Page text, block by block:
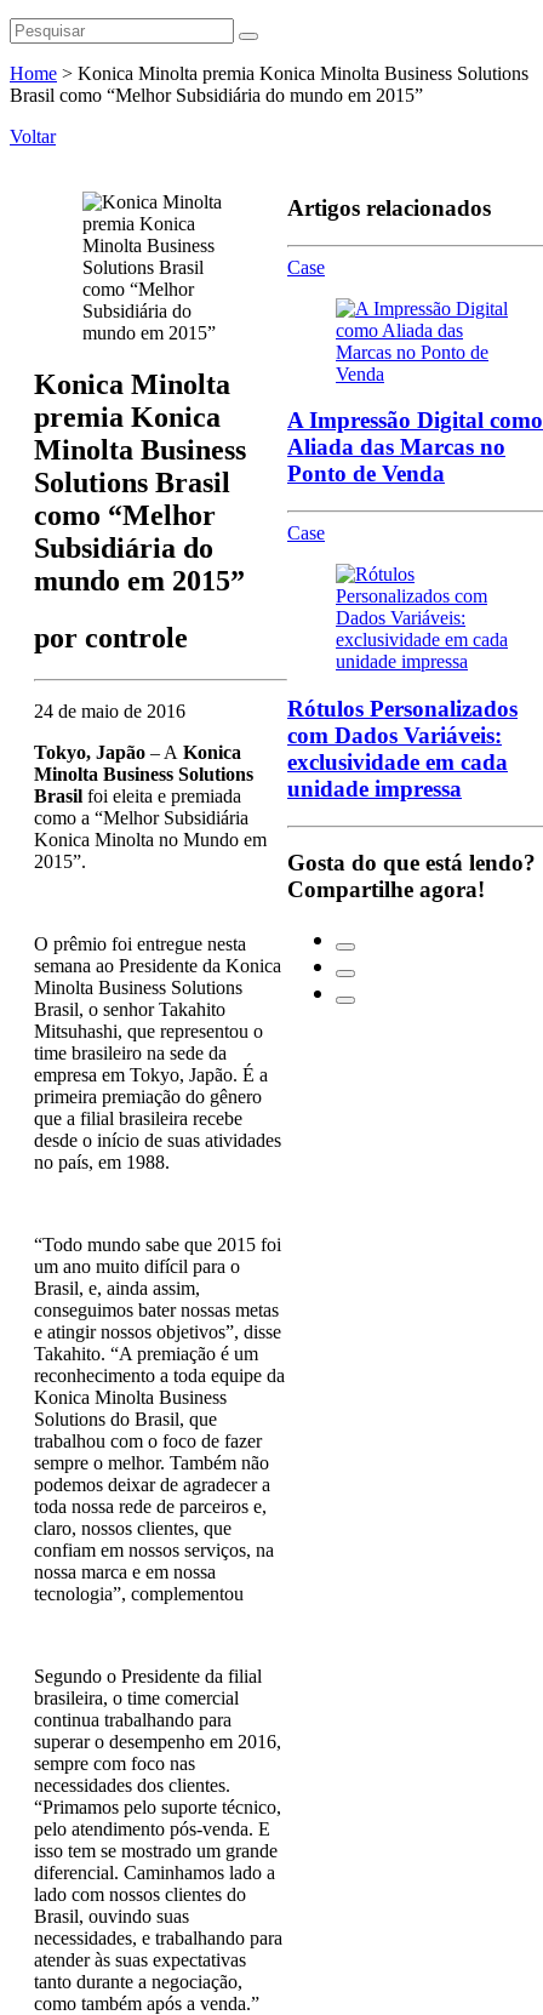
Home > Konica Minolta premia Konica Minolta Business Solutions
Brasil como “Melhor Subsidiária do mundo em 2015”
Voltar
Konica Minolta
premia Konica
Minolta Business
Solutions Brasil
como “Melhor
Subsidiária do
mundo em 2015”
por controle
24 de maio de 2016
Tokyo, Japão – A Konica
Minolta Business Solutions
Brasil foi eleita e premiada
como a “Melhor Subsidiária
Konica Minolta no Mundo em
2015”.
O prêmio foi entregue nesta
semana ao Presidente da Konica
Minolta Business Solutions
Brasil, o senhor Takahito
Mitsuhashi, que representou o
time brasileiro na sede da
empresa em Tokyo, Japão. É a
primeira premiação do gênero
que a filial brasileira recebe
desde o início de suas atividades
no país, em 1988.
“Todo mundo sabe que 2015 foi
um ano muito difícil para o
Brasil, e, ainda assim,
conseguimos bater nossas metas
e atingir nossos objetivos”, disse
Takahito. “A premiação é um
reconhecimento a toda equipe da
Konica Minolta Business
Solutions do Brasil, que
trabalhou com o foco de fazer
sempre o melhor. Também não
podemos deixar de agradecer a
toda nossa rede de parceiros e,
claro, nossos clientes, que
confiam em nossos serviços, na
nossa marca e em nossa
tecnologia”, complementou
Segundo o Presidente da filial
brasileira, o time comercial
continua trabalhando para
superar o desempenho em 2016,
sempre com foco nas
necessidades dos clientes.
“Primamos pelo suporte técnico,
pelo atendimento pós-venda. E
isso tem se mostrado um grande
diferencial. Caminhamos lado a
lado com nossos clientes do
Brasil, ouvindo suas
necessidades, e trabalhando para
atender às suas expectativas
tanto durante a negociação,
como também após a venda.”
Artigos relacionados
Case
A Impressão Digital como
Aliada das Marcas no
Ponto de Venda
Case
Rótulos Personalizados
com Dados Variáveis:
exclusividade em cada
unidade impressa
Gosta do que está lendo?
Compartilhe agora!